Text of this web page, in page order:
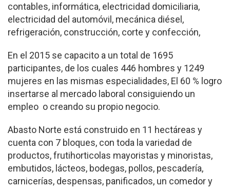
contables, informática, electricidad domiciliaria,
electricidad del automóvil, mecánica diésel,
refrigeración, construcción, corte y confección,
En el 2015 se capacito a un total de 1695
participantes, de los cuales 446 hombres y 1249
mujeres en las mismas especialidades, El 60 % logro
insertarse al mercado laboral consiguiendo un
empleo o creando su propio negocio.
Abasto Norte está construido en 11 hectáreas y
cuenta con 7 bloques, con toda la variedad de
productos, frutihorticolas mayoristas y minoristas,
embutidos, lácteos, bodegas, pollos, pescadería,
carnicerías, despensas, panificados, un comedor y